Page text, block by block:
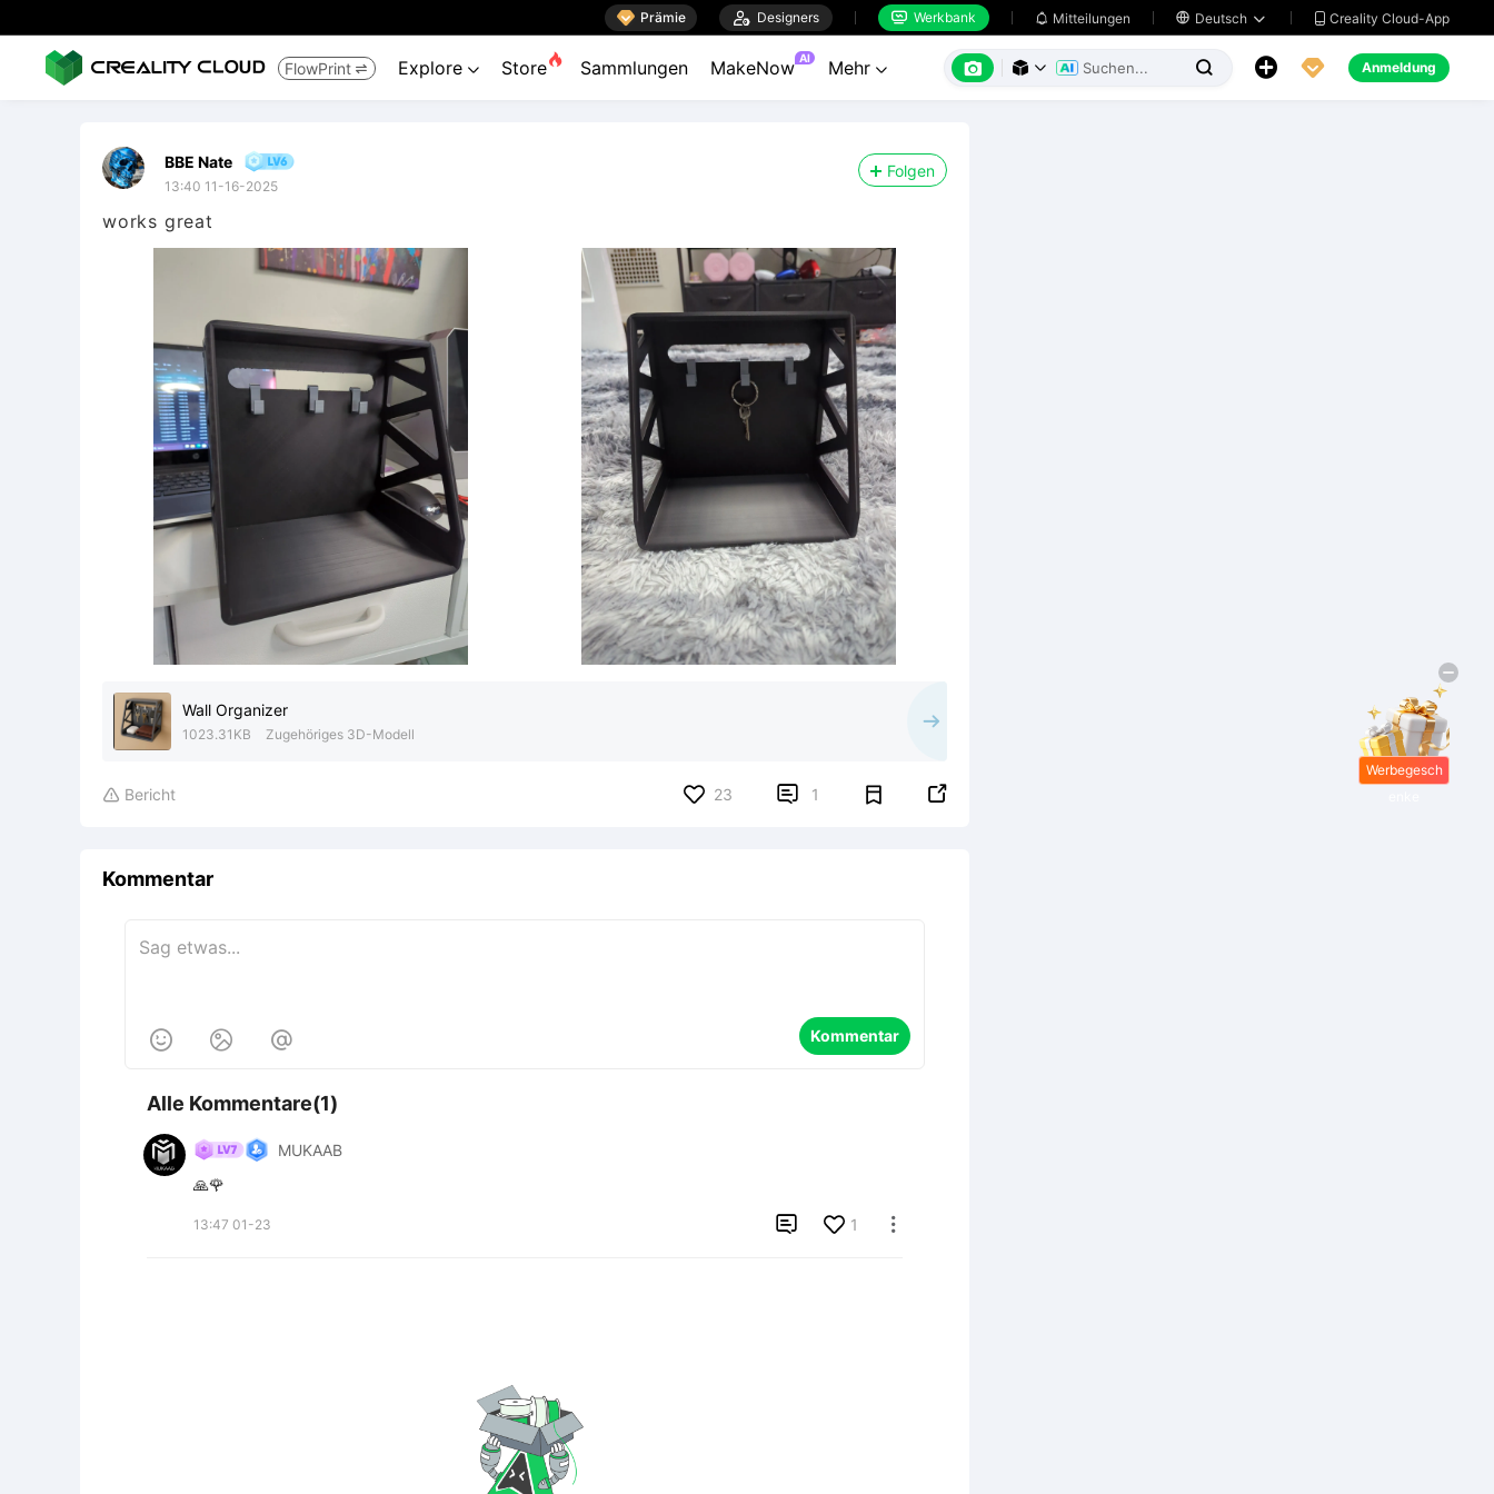
 Prämie  Designers  Werkbank  Mitteilungen  Deutsch   Creality Cloud-App
FlowPrint  Explore  Store Sammlungen MakeNow AI Mehr        Anmeldung
BBE Nate
13:40 11-16-2025
Folgen
works great
Wall Organizer
1023.31KB Zugehöriges 3D-Modell
 Bericht 23  1 
Kommentar
   Kommentar
Alle Kommentare(1)
MUKAAB
🙏🌹
13:47 01-23  1 
Werbegesch